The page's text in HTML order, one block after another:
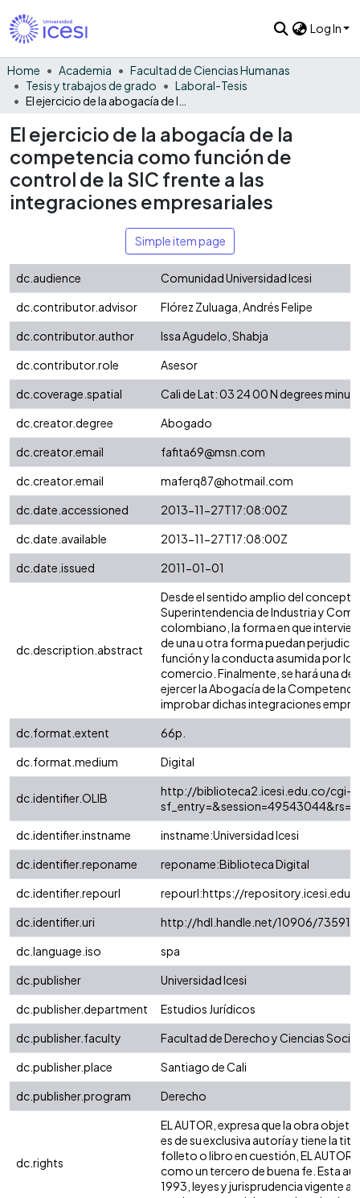
Log In
Home Academia
Facultad de Ciencias Humanas
Tesis y trabajos de grado
Laboral-Tesis
El ejercicio de la abogacía de la
competencia como función de
control de la SIC frente a las
integraciones empresariales
Simple item page
dc.audience
Comunidad Universidad Icesi
dc.contributor.advisor
Flórez Zuluaga, Andrés Felipe
dc.contributor.author
Issa Agudelo, Shabja
dc.contributor.role
Asesor
dc.coverage.spatial
Cali de Lat: 03 24 00 N degrees
dc.creator.degree
Abogado
dc.creator.email
fafita69@msn.com
dc.creator.email
maferq87@hotmail.com
dc.date.accessioned
2013-11-27T17:08:00Z
dc.date.available
2013-11-27T17:08:00Z
dc.date.issued
2011-01-01
dc.description.abstract
Desde el sentido amplio del
Superintendencia de Industria y
colombiano, la forma en que
de una u otra forma puedan
función y la conducta asumida por
comercio. Finalmente, se hará una
ejercer la Abogacía de la
improbar dichas integraciones
dc.format.extent
66p.
dc.format.medium
Digital
dc.identifier.OLIB
http://biblioteca2.icesi.edu.co/cgi-
dc.identifier.instname
instname:Universidad Icesi
dc.identifier.reponame
reponame:Biblioteca Digital
dc.identifier.repourl
repourl:https://
dc.identifier.uri
http://hdl.handle.net/10906/73591
dc.language.iso
spa
dc.publisher
Universidad Icesi
dc.publisher.department
Estudios Jurídicos
dc.publisher.faculty
Facultad de Derecho y Ciencias
dc.publisher.place
Santiago de Cali
dc.publisher.program
Derecho
dc.rights
EL AUTOR, expresa que la obra
es de su exclusiva autoría y tiene la
folleto o libro en cuestión, EL
como un tercero de buena fe. Esta
1993, leyes y jurisprudencia vigente